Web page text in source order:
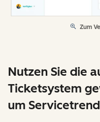
Zum
Nutzen Sie die
Ticketsystem
um